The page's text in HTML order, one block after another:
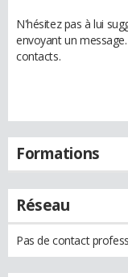
N'hésitez pas à lui
envoyant un
contacts.
Formations
Réseau
Pas de contact